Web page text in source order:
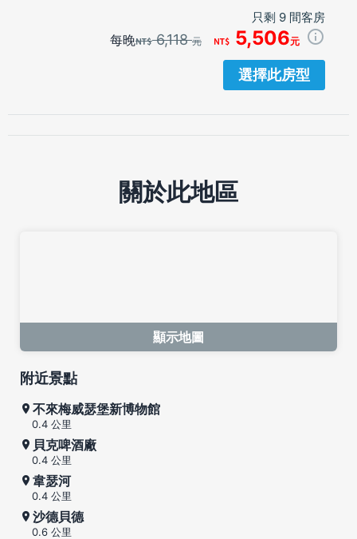
只剩 9 間客房
每晚 6,118元 5,506元
選擇此房型
關於此地區
顯示地圖
附近景點
不來梅威瑟堡新博物館
0.4 公里
貝克啤酒廠
0.4 公里
韋瑟河
0.4 公里
沙德貝德
0.6 公里